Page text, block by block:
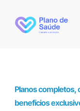
Planos completos,
benefícios